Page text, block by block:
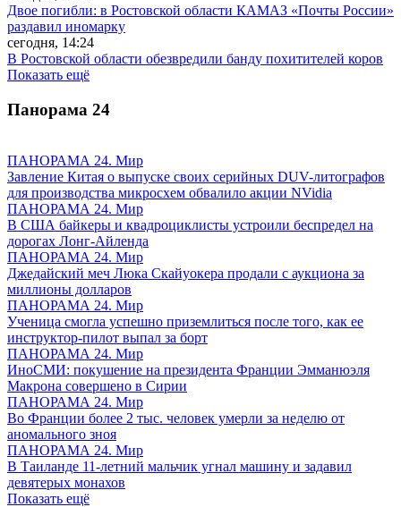
Двое погибли: в Ростовской области КАМАЗ «Почты России»
раздавил иномарку
сегодня, 14:24
В Ростовской области обезвредили банду похитителей коров
Показать ещё
Панорама 24
ПАНОРАМА 24. Мир
Завление Китая о выпуске своих серийных DUV-литографов
для производства микросхем обвалило акции NVidia
ПАНОРАМА 24. Мир
В США байкеры и квадроциклисты устроили беспредел на
дорогах Лонг-Айленда
ПАНОРАМА 24. Мир
Джедайский меч Люка Скайуокера продали с аукциона за
миллионы долларов
ПАНОРАМА 24. Мир
Ученица смогла успешно приземлиться после того, как ее
инструктор-пилот выпал за борт
ПАНОРАМА 24. Мир
ИноСМИ: покушение на президента Франции Эмманюэля
Макрона совершено в Сирии
ПАНОРАМА 24. Мир
Во Франции более 2 тыс. человек умерли за неделю от
аномального зноя
ПАНОРАМА 24. Мир
В Таиланде 11-летний мальчик угнал машину и задавил
девятерых монахов
Показать ещё